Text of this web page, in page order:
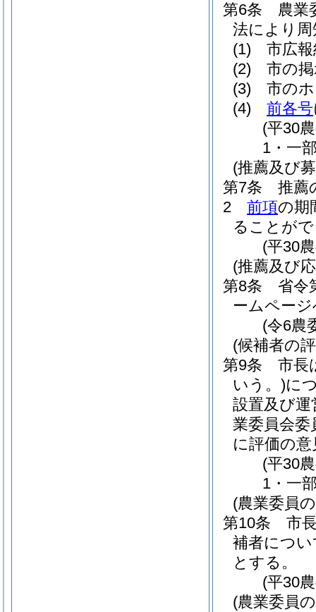
第6条
農業
法により
(1)
市広
(2)
市の
(3)
市の
(4)
前各号
(平30
1・一
(推薦及び
第7条
推薦
2
前項の期
ることが
(平30
(推薦及び
第8条
省令
ームペー
(令6農
(候補者の
第9条
市長
いう。)に
設置及び運
業委員会委
に評価の
(平30
1・一
(農業委員
第10条
市
補者につ
とする。
(平30
(農業委員